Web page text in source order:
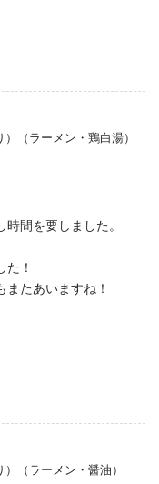
（ラーメン・鶏白湯）
間を要しました。
！
たあいますね！
（ラーメン・醤油）